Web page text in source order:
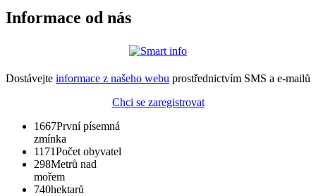
Informace od nás
Dostávejte informace z našeho webu prostřednictvím SMS a e-mailů
Chci se zaregistrovat
1667První písemná
zmínka
1171Počet obyvatel
298Metrů nad
mořem
740hektarů